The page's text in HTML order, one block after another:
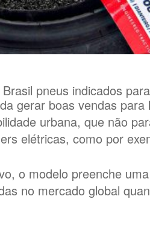
pneus indicados
gerar boas vendas
urbana, que não
elétricas, como por
o modelo preenche
no mercado global